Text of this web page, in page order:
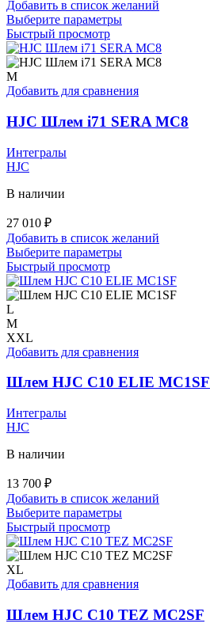
Добавить в список желаний
Выберите параметрыЭтот
имеет
несколько
Опции
выбрать
на
Быстрый просмотр
M
Добавить для сравнения
HJC Шлем i71 SERA MC8
Интегралы
HJC
В наличии
27 010 ₽
Добавить в список желаний
Выберите параметрыЭтот
имеет
несколько
выбрать
странице
Быстрый просмотр
L
M
XXL
Добавить для сравнения
Шлем HJC C10 ELIE MC1SF
Интегралы
HJC
В наличии
13 700 ₽
Добавить в список желаний
Выберите параметрыЭтот
имеет
несколько
Опции
выбрать
на
Быстрый просмотр
XL
Добавить для сравнения
Шлем HJC C10 TEZ MC2SF